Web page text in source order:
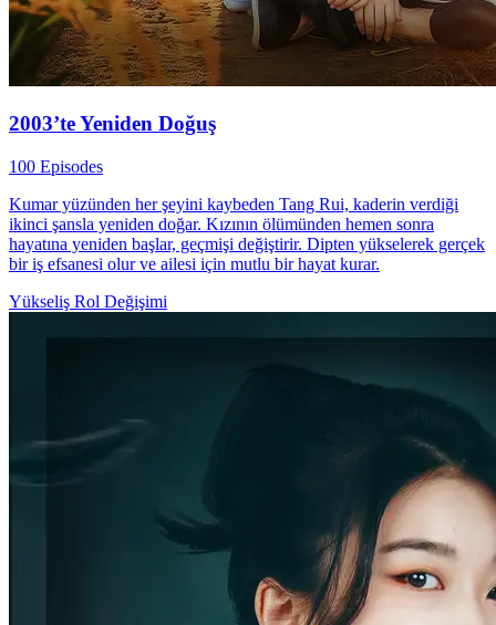
2003’te Yeniden Doğuş
100 Episodes
Kumar yüzünden her şeyini kaybeden Tang Rui, kaderin verdiği
ikinci şansla yeniden doğar. Kızının ölümünden hemen sonra
hayatına yeniden başlar, geçmişi değiştirir. Dipten yükselerek gerçek
bir iş efsanesi olur ve ailesi için mutlu bir hayat kurar.
Yükseliş Rol Değişimi